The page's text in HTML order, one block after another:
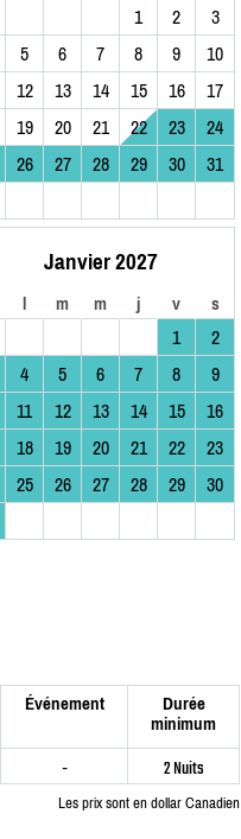
1 2
3
5 6 7 8 9
10
12 13 14 15 16
17
19 20 21 22 23
24
26 27 28 29 30 31
Janvier 2027
l m m j v s
1
2
4 5 6 7 8
9
11 12 13 14 15
16
18 19 20 21 22
23
25 26 27 28 29
30
Événement
Durée
minimum
- 2 Nuits
Les prix sont en dollar Canadien